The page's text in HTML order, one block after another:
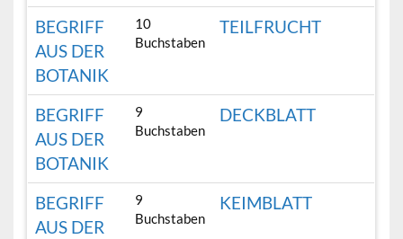
BEGRIFF
AUS DER
BOTANIK
10
Buchstaben
TEILFRUCHT
BEGRIFF
AUS DER
BOTANIK
9
Buchstaben
DECKBLATT
BEGRIFF
AUS DER
9
Buchstaben
KEIMBLATT